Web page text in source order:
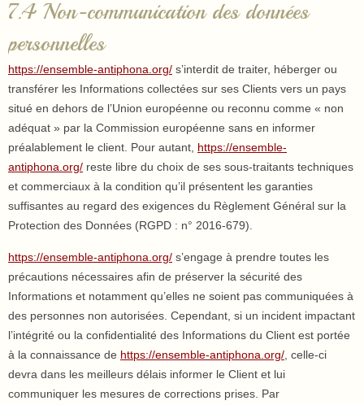
7.4 Non-communication des données
personnelles
https://ensemble-antiphona.org/ s’interdit de traiter, héberger ou
transférer les Informations collectées sur ses Clients vers un pays
situé en dehors de l’Union européenne ou reconnu comme « non
adéquat » par la Commission européenne sans en informer
préalablement le client. Pour autant, https://ensemble-
antiphona.org/ reste libre du choix de ses sous-traitants techniques
et commerciaux à la condition qu’il présentent les garanties
suffisantes au regard des exigences du Règlement Général sur la
Protection des Données (RGPD : n° 2016-679).
https://ensemble-antiphona.org/ s’engage à prendre toutes les
précautions nécessaires afin de préserver la sécurité des
Informations et notamment qu’elles ne soient pas communiquées à
des personnes non autorisées. Cependant, si un incident impactant
l’intégrité ou la confidentialité des Informations du Client est portée
à la connaissance de https://ensemble-antiphona.org/ , celle-ci
devra dans les meilleurs délais informer le Client et lui
communiquer les mesures de corrections prises. Par